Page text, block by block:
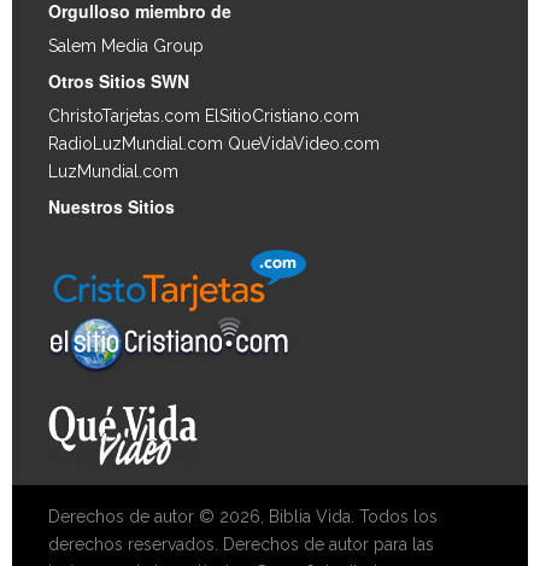
Orgulloso miembro de
Salem Media Group
Otros Sitios SWN
ChristoTarjetas.com ElSitioCristiano.com
RadioLuzMundial.com QueVidaVideo.com
LuzMundial.com
Nuestros Sitios
Derechos de autor © 2026, Biblia Vida. Todos los
derechos reservados. Derechos de autor para las